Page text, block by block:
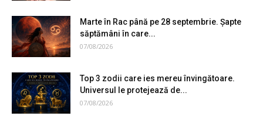
Marte în Rac până pe 28 septembrie. Șapte
săptămâni în care...
07/08/2026
Top 3 zodii care ies mereu învingătoare.
Universul le protejează de...
07/08/2026